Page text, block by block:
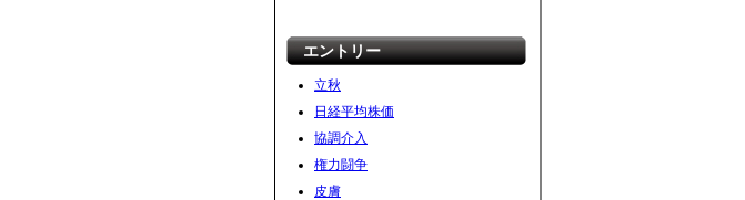
エントリー
立秋
日経平均株価
協調介入
権力闘争
皮膚